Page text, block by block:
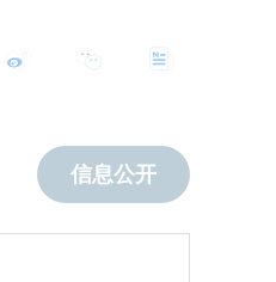
信息公开